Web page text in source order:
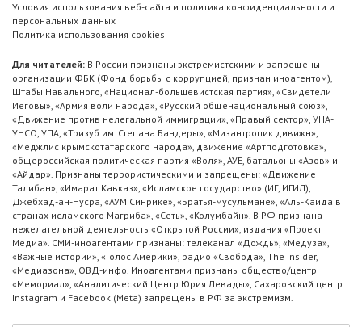
Условия использования веб-сайта и политика конфиденциальности и
персональных данных
Политика использования cookies
Для читателей: В России признаны экстремистскими и запрещены
организации ФБК (Фонд борьбы с коррупцией, признан иноагентом),
Штабы Навального, «Национал-большевистская партия», «Свидетели
Иеговы», «Армия воли народа», «Русский общенациональный союз»,
«Движение против нелегальной иммиграции», «Правый сектор», УНА-
УНСО, УПА, «Тризуб им. Степана Бандеры», «Мизантропик дивижн»,
«Меджлис крымскотатарского народа», движение «Артподготовка»,
общероссийская политическая партия «Воля», АУЕ, батальоны «Азов» и
«Айдар». Признаны террористическими и запрещены: «Движение
Талибан», «Имарат Кавказ», «Исламское государство» (ИГ, ИГИЛ),
Джебхад-ан-Нусра, «АУМ Синрике», «Братья-мусульмане», «Аль-Каида в
странах исламского Магриба», «Сеть», «Колумбайн». В РФ признана
нежелательной деятельность «Открытой России», издания «Проект
Медиа». СМИ-иноагентами признаны: телеканал «Дождь», «Медуза»,
«Важные истории», «Голос Америки», радио «Свобода», The Insider,
«Медиазона», ОВД-инфо. Иноагентами признаны общество/центр
«Мемориал», «Аналитический Центр Юрия Левады», Сахаровский центр.
Instagram и Facebook (Metа) запрещены в РФ за экстремизм.